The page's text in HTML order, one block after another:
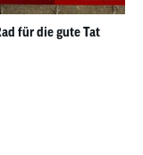
für die gute Tat